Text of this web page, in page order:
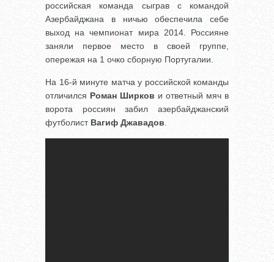
российская команда сыграв с командой
Азербайджана в ничью обеспечила себе
выход на чемпионат мира 2014. Россияне
заняли первое место в своей группе,
опережая на 1 очко сборную Португалии.
На 16-й минуте матча у российской команды
отличился Роман Ширков и ответный мяч в
ворота россиян забил азербайджанский
футболистВагиф Джавадов.